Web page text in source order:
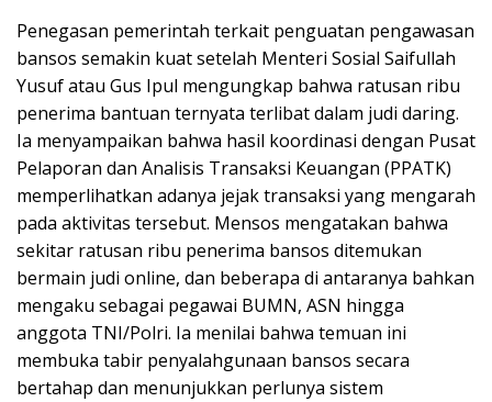
Penegasan pemerintah terkait penguatan pengawasan
bansos semakin kuat setelah Menteri Sosial Saifullah
Yusuf atau Gus Ipul mengungkap bahwa ratusan ribu
penerima bantuan ternyata terlibat dalam judi daring.
Ia menyampaikan bahwa hasil koordinasi dengan Pusat
Pelaporan dan Analisis Transaksi Keuangan (PPATK)
memperlihatkan adanya jejak transaksi yang mengarah
pada aktivitas tersebut. Mensos mengatakan bahwa
sekitar ratusan ribu penerima bansos ditemukan
bermain judi online, dan beberapa di antaranya bahkan
mengaku sebagai pegawai BUMN, ASN hingga
anggota TNI/Polri. Ia menilai bahwa temuan ini
membuka tabir penyalahgunaan bansos secara
bertahap dan menunjukkan perlunya sistem